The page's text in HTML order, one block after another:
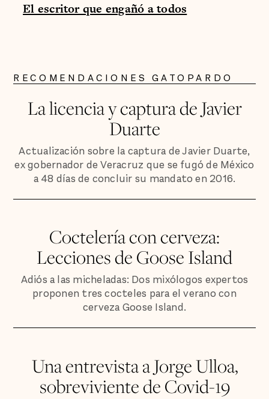
El escritor que engañó a todos
RECOMENDACIONES GATOPARDO
La licencia y captura de Javier
Duarte
Actualización sobre la captura de Javier Duarte,
ex gobernador de Veracruz que se fugó de México
a 48 días de concluir su mandato en 2016.
Coctelería con cerveza:
Lecciones de Goose Island
Adiós a las micheladas: Dos mixólogos expertos
proponen tres cocteles para el verano con
cerveza Goose Island.
Una entrevista a Jorge Ulloa,
sobreviviente de Covid-19